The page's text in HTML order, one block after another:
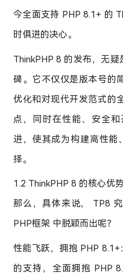
今全面支持 PHP 8.1+ 的
时俱进的决心。
ThinkPHP 8 的发布，无
碑。它不仅仅是版本号的
优化和对现代开发范式的
点，同时在性能、安全
进，使其成为构建高性能
择。
1.2 ThinkPHP 8 的核心优
那么，具体来说， TP8
PHP框架 中脱颖而出呢？
性能飞跃，拥抱 PHP
的支持，全面拥抱 PHP